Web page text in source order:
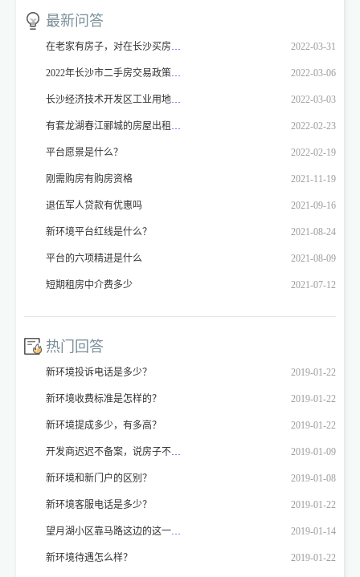
最新问答
在老家有房子，对在长沙买房有影响吗 2022-03-31
2022年长沙市二手房交易政策是什么？ 2022-03-06
长沙经济技术开发区工业用地，厂房价格 2022-03-03
有套龙湖春江郦城的房屋出租，想就近找新环境门店登记！！！ 2022-02-23
平台愿景是什么？ 2022-02-19
刚需购房有购房资格 2021-11-19
退伍军人贷款有优惠吗 2021-09-16
新环境平台红线是什么？ 2021-08-24
平台的六项精进是什么 2021-08-09
短期租房中介费多少 2021-07-12
热门回答
新环境投诉电话是多少？ 2019-01-22
新环境收费标准是怎样的？ 2019-01-22
新环境提成多少，有多高？ 2019-01-22
开发商迟迟不备案，说房子不能备案，开发商不备案怎么投诉？ 2019-01-09
新环境和新门户的区别？ 2019-01-08
新环境客服电话是多少？ 2019-01-22
望月湖小区靠马路这边的这一排房子喊拆喊了好多年了，我想问一下这是真的不？ 2019-01-14
新环境待遇怎么样？ 2019-01-22